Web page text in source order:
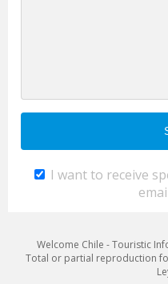
I want to receive
Welcome Chile - Touristic
Total or partial reproduction